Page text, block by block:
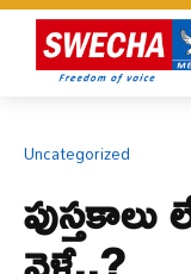
Uncategorized